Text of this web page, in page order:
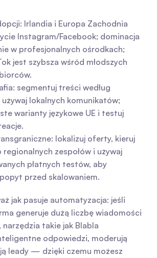
Irlandia i Europa Zachodnia
Instagram/Facebook; dominacja
w profesjonalnych ośrodkach;
jest szybsza wśród młodszych
segmentuj treści według
używaj lokalnych komunikatów;
warianty językowe UE i testuj
lokalizuj oferty, kieruj
zespołów i używaj
płatnych testów, aby
przed skalowaniem.
jak pasuje automatyzacja: jeśli
generuje dużą liczbę wiadomości
takie jak Blabla
odpowiedzi, moderują
leady — dzięki czemu możesz